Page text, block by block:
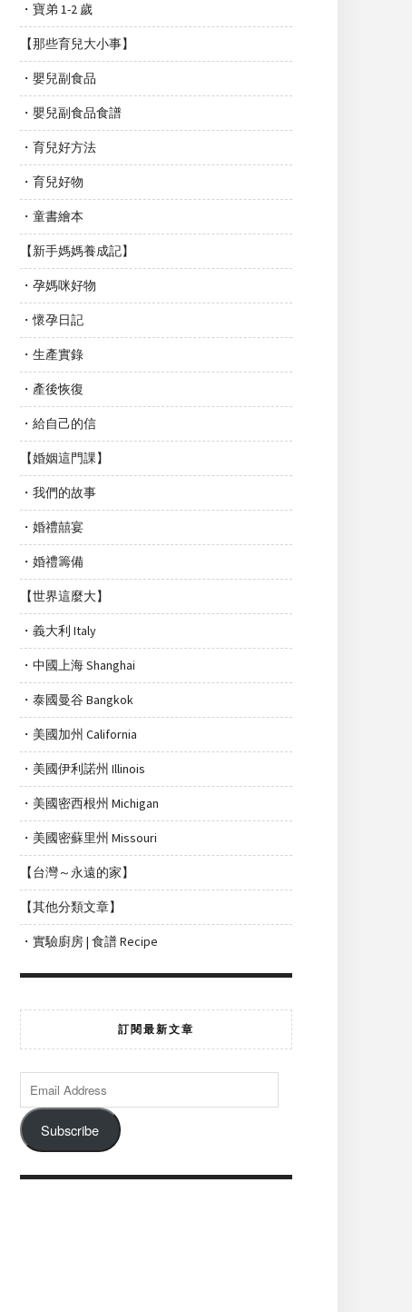
・寶弟 1-2 歲
【那些育兒大小事】
・嬰兒副食品
・嬰兒副食品食譜
・育兒好方法
・育兒好物
・童書繪本
【新手媽媽養成記】
・孕媽咪好物
・懷孕日記
・生產實錄
・產後恢復
・給自己的信
【婚姻這門課】
・我們的故事
・婚禮囍宴
・婚禮籌備
【世界這麼大】
・義大利 Italy
・中國上海 Shanghai
・泰國曼谷 Bangkok
・美國加州 California
・美國伊利諾州 Illinois
・美國密西根州 Michigan
・美國密蘇里州 Missouri
【台灣～永遠的家】
【其他分類文章】
・實驗廚房 | 食譜 Recipe
訂閱最新文章
Subscribe